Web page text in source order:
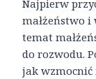
Najpierw
małżeństwo
temat
do rozwodu.
jak wzmocnić